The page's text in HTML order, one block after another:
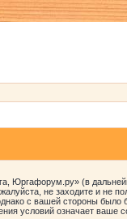
Юргафорум.ру» (в
не заходите и не
с вашей стороны было
условий означает ваше